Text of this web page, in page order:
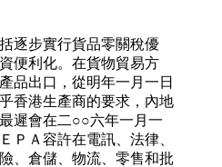
步實行貨品零關稅優
便利化。在貨物貿易方
品出口，從明年一月一日
香港生產商的要求，內地
遲會在二○○六年一月一
ＰＡ容許在電訊、法律、
、倉儲、物流、零售和批